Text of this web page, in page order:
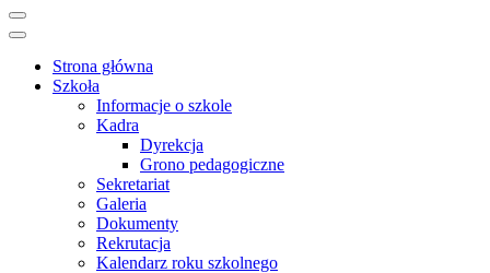
Strona główna
Szkoła
Informacje o szkole
Kadra
Dyrekcja
Grono pedagogiczne
Sekretariat
Galeria
Dokumenty
Rekrutacja
Kalendarz roku szkolnego